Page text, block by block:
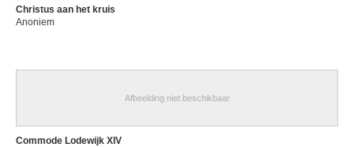
Christus aan het kruis
Anoniem
Afbeelding niet beschikbaar
Commode Lodewijk XIV